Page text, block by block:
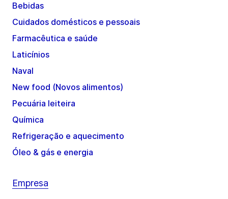
Bebidas
Cuidados domésticos e pessoais
Farmacêutica e saúde
Laticínios
Naval
New food (Novos alimentos)
Pecuária leiteira
Química
Refrigeração e aquecimento
Óleo & gás e energia
Empresa